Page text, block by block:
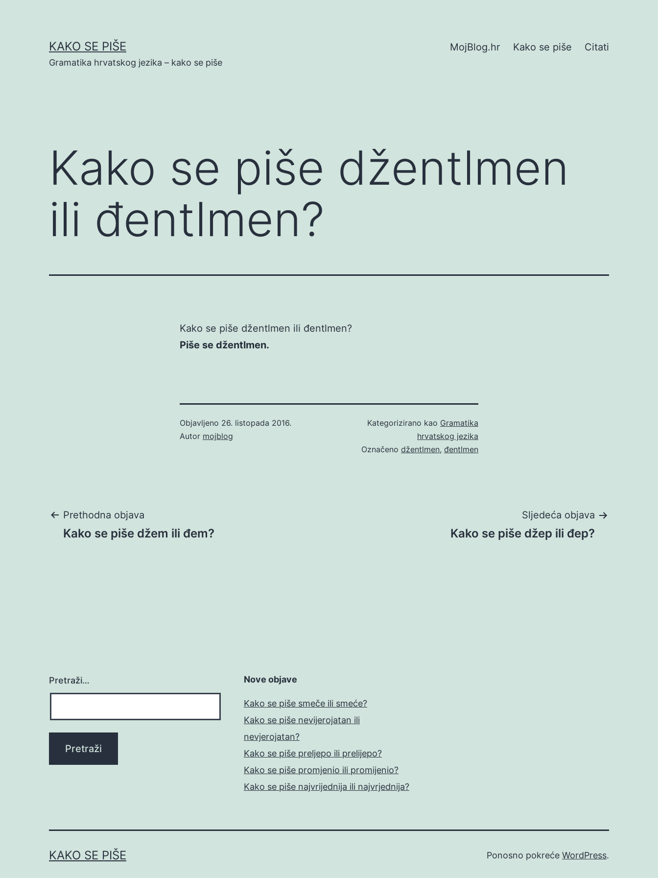
KAKO SE PIŠE
Gramatika hrvatskog jezika – kako se piše
MojBlog.hr Kako se piše Citati
Kako se piše džentlmen
ili đentlmen?
Kako se piše džentlmen ili đentlmen?
Piše se džentlmen.
Objavljeno 26. listopada 2016.
Autor mojblog
Kategorizirano kao Gramatika
hrvatskog jezika
Označeno džentlmen, đentlmen
Navigacija
Prethodna objava
Kako se piše džem ili đem?
Sljedeća objava
Kako se piše džep ili đep?
Pretraži… Nove objave
Kako se piše smeče ili smeće?
Kako se piše nevijerojatan ili
nevjerojatan?
Kako se piše preljepo ili prelijepo?
Kako se piše promjenio ili promijenio?
Kako se piše najvrijednija ili najvrjednija?
KAKO SE PIŠE Ponosno pokreće WordPress.